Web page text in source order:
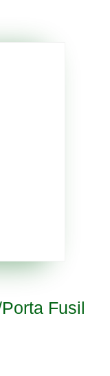
Fusil